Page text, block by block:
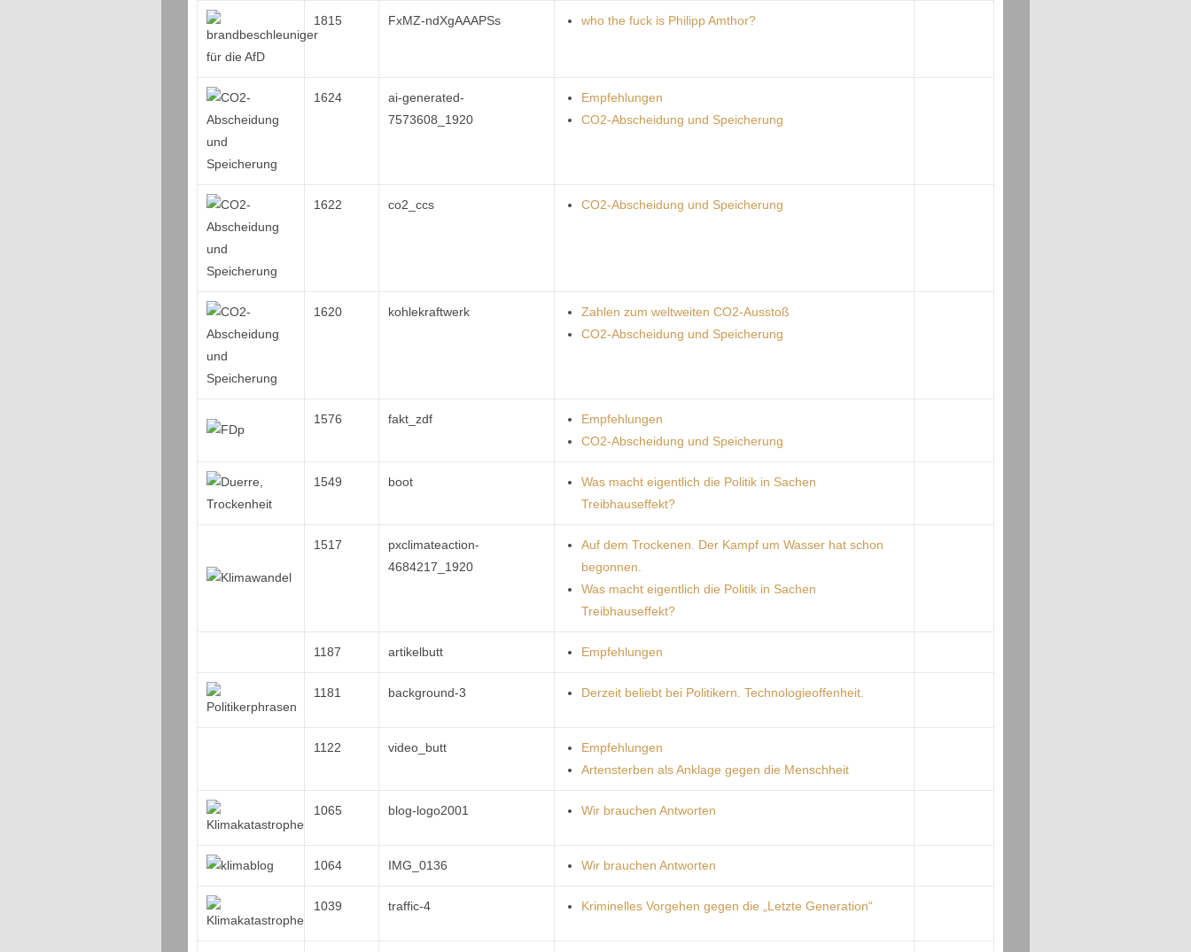
1815 FxMZ-ndXgAAAPSs who the fuck is Philipp Amthor?
1624
ai-generated-
7573608_1920
Empfehlungen
CO2-Abscheidung und Speicherung
1622 co2_ccs CO2-Abscheidung und Speicherung
1620 kohlekraftwerk
Zahlen zum weltweiten CO2-Ausstoß
CO2-Abscheidung und Speicherung
1576 fakt_zdf
Empfehlungen
CO2-Abscheidung und Speicherung
1549 boot
Was macht eigentlich die Politik in Sachen
Treibhauseffekt?
1517
pxclimateaction-
4684217_1920
Auf dem Trockenen. Der Kampf um Wasser hat schon
begonnen.
Was macht eigentlich die Politik in Sachen
Treibhauseffekt?
1187 artikelbutt Empfehlungen
1181 background-3 Derzeit beliebt bei Politikern. Technologieoffenheit.
1122 video_butt
Empfehlungen
Artensterben als Anklage gegen die Menschheit
1065 blog-logo2001 Wir brauchen Antworten
1064 IMG_0136 Wir brauchen Antworten
1039 traffic-4 Kriminelles Vorgehen gegen die „Letzte Generation“